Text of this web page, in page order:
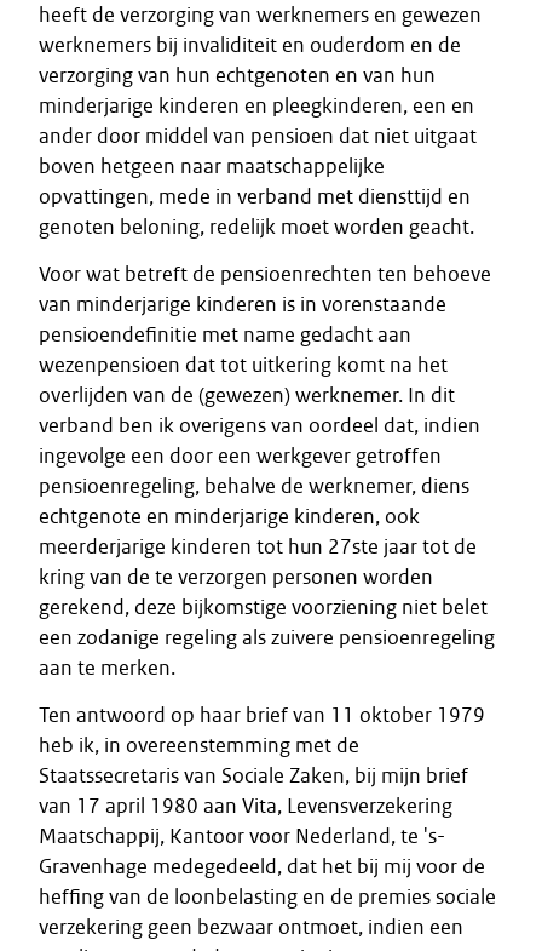
heeft de verzorging van werknemers en gewezen
werknemers bij invaliditeit en ouderdom en de
verzorging van hun echtgenoten en van hun
minderjarige kinderen en pleegkinderen, een en
ander door middel van pensioen dat niet uitgaat
boven hetgeen naar maatschappelijke
opvattingen, mede in verband met diensttijd en
genoten beloning, redelijk moet worden geacht.
Voor wat betreft de pensioenrechten ten behoeve
van minderjarige kinderen is in vorenstaande
pensioendefinitie met name gedacht aan
wezenpensioen dat tot uitkering komt na het
overlijden van de (gewezen) werknemer. In dit
verband ben ik overigens van oordeel dat, indien
ingevolge een door een werkgever getroffen
pensioenregeling, behalve de werknemer, diens
echtgenote en minderjarige kinderen, ook
meerderjarige kinderen tot hun 27ste jaar tot de
kring van de te verzorgen personen worden
gerekend, deze bijkomstige voorziening niet belet
een zodanige regeling als zuivere pensioenregeling
aan te merken.
Ten antwoord op haar brief van 11 oktober 1979
heb ik, in overeenstemming met de
Staatssecretaris van Sociale Zaken, bij mijn brief
van 17 april 1980 aan Vita, Levensverzekering
Maatschappij, Kantoor voor Nederland, te 's-
Gravenhage medegedeeld, dat het bij mij voor de
heffing van de loonbelasting en de premies sociale
verzekering geen bezwaar ontmoet, indien een